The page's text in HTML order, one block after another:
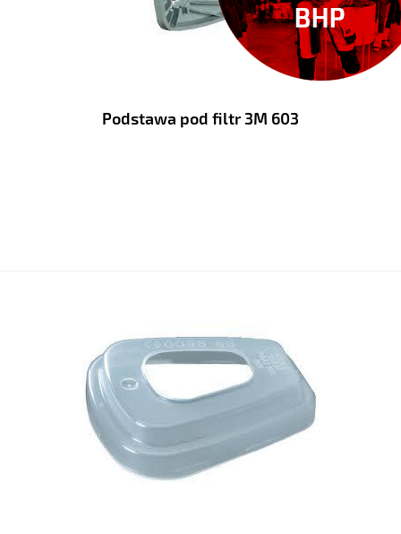
Podstawa pod filtr 3M 603